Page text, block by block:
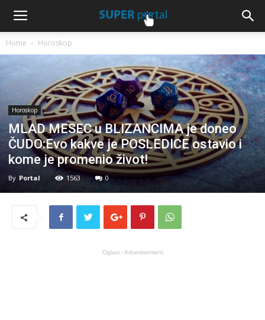
Home Horoskop
Horoskop
MLAD MESEC u BLIZANCIMA je doneo
ČUDO:Evo kakve je POSLEDICE ostavio i
kome je promenio život!
By Portal 1563 0
Oglasi - Advertisement